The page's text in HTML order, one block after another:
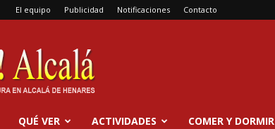
El equipo Publicidad Notificaciones Contacto
QUÉ VER ACTIVIDADES COMER Y DORMIR